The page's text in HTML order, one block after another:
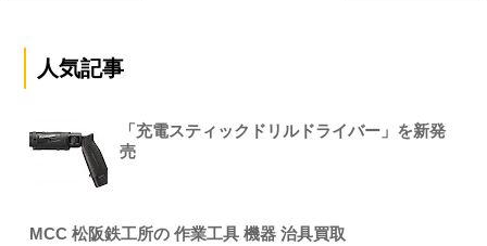
人気記事
「充電スティックドリルドライバー」を新発
売
MCC 松阪鉄工所の 作業工具 機器 治具買取